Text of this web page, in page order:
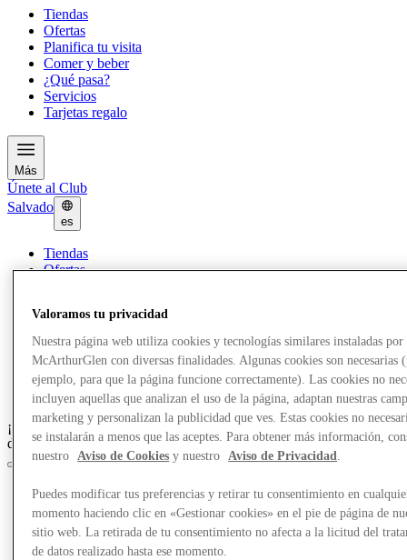
Tiendas
Ofertas
Planifica tu visita
Comer y beber
¿Qué pasa?
Servicios
Tarjetas regalo
Más
Únete al Club
Salvado
es
Tiendas
Ofertas
¿Qué pasa?
Servicios
Tarjetas regalo
Más
¡Crazy Days, acceso anticipado el 25 de marzo para los miembros
del Club!Únete ahora
Valoramos tu privacidad
Nuestra página web utiliza cookies y tecnologías similares instaladas por
McArthurGlen con diversas finalidades. Algunas cookies son necesarias
ejemplo, para que la página funcione correctamente). Las cookies no
incluyen aquellas que analizan el uso de la página, adaptan nuestras
marketing y personalizan la publicidad que ves. Estas cookies no
se instalarán a menos que las aceptes. Para obtener más información,
nuestro
Aviso de Cookies y nuestro Aviso de Privacidad.
Puedes modificar tus preferencias y retirar tu consentimiento en
momento haciendo clic en «Gestionar cookies» en el pie de página de
sitio web. La retirada de tu consentimiento no afecta a la licitud del
de datos realizado hasta ese momento.